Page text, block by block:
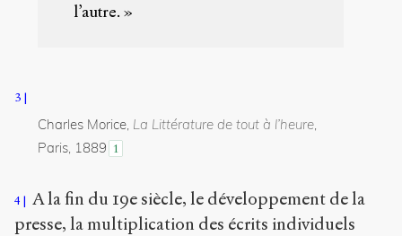
l’autre. »
3
Charles Morice, La Littérature de tout à l’heure,
Paris, 1889 1
4 A la fin du 19esiècle, le développement de la
presse, la multiplication des écrits individuels